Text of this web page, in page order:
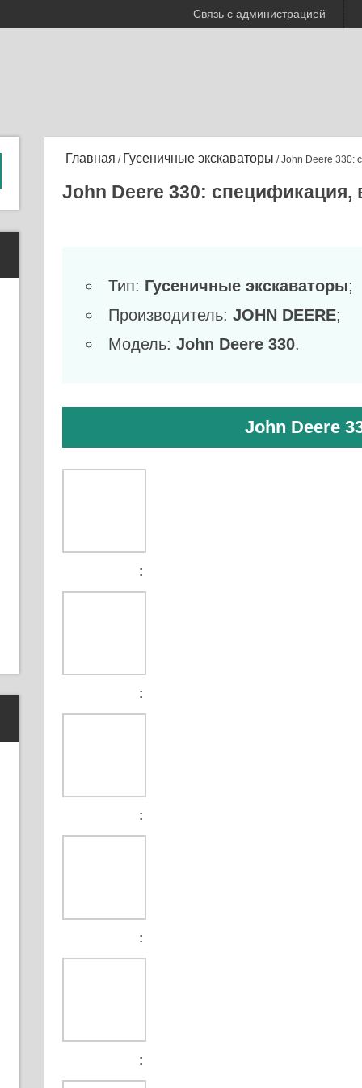
Связь с администрацией
Главная / Гусеничные экскаваторы / John Deere 330:
John Deere 330:
Тип: Гусеничные экскаваторы;
Производитель: JOHN DEERE;
Модель: John Deere 330.
John Deere